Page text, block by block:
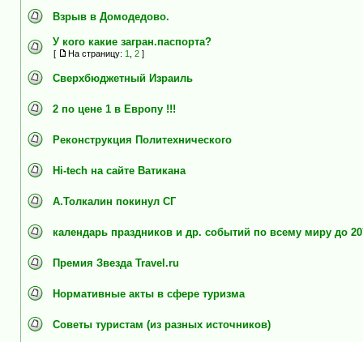
Взрыв в Домодедово.
У кого какие загран.паспорта?
[ На страницу: 1 2 ]
Сверхбюджетный Израиль
2 по цене 1 в Европу !!!
Реконструкция Политехнического
Hi-tech на сайте Ватикана
А.Толкалин покинул СГ
календарь праздников и др. событий по всему миру до
Премия Звезда Travel.ru
Нормативные акты в сфере туризма
Cоветы туристам (из разных источников)